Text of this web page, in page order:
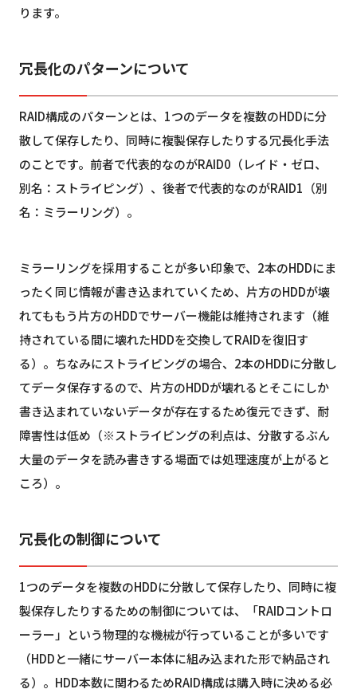
ります。
冗長化のパターンについて
RAID構成のパターンとは、1つのデータを複数のHDDに分
散して保存したり、同時に複製保存したりする冗長化手法
のことです。前者で代表的なのがRAID0（レイド・ゼロ、
別名：ストライピング）、後者で代表的なのがRAID1（別
名：ミラーリング）。
ミラーリングを採用することが多い印象で、2本のHDDにま
ったく同じ情報が書き込まれていくため、片方のHDDが壊
れてももう片方のHDDでサーバー機能は維持されます（維
持されている間に壊れたHDDを交換してRAIDを復旧す
る）。ちなみにストライピングの場合、2本のHDDに分散し
てデータ保存するので、片方のHDDが壊れるとそこにしか
書き込まれていないデータが存在するため復元できず、耐
障害性は低め（※ストライピングの利点は、分散するぶん
大量のデータを読み書きする場面では処理速度が上がると
ころ）。
冗長化の制御について
1つのデータを複数のHDDに分散して保存したり、同時に複
製保存したりするための制御については、「RAIDコントロ
ーラー」という物理的な機械が行っていることが多いです
（HDDと一緒にサーバー本体に組み込まれた形で納品され
る）。HDD本数に関わるためRAID構成は購入時に決める必